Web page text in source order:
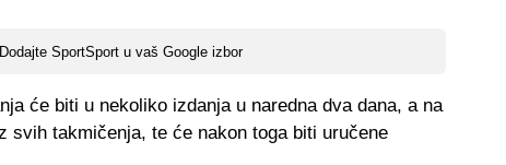
Dodajte SportSport u vaš Google izbor
će biti u nekoliko izdanja u naredna dva dana, a na
svih takmičenja, te će nakon toga biti uručene